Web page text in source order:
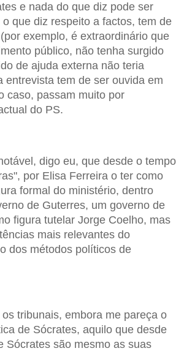
e nada do que diz pode ser
que diz respeito a factos, tem de
exemplo, é extraordinário que
público, não tenha surgido
de ajuda externa não teria
entrevista tem de ser ouvida em
caso, passam muito por
do PS.
digo eu, que desde o tempo
por Elisa Ferreira o ter como
formal do ministério, dentro
de Guterres, um governo de
figura tutelar Jorge Coelho, mas
mais relevantes do
dos métodos políticos de
tribunais, embora me pareça o
de Sócrates, aquilo que desde
Sócrates são mesmo as suas